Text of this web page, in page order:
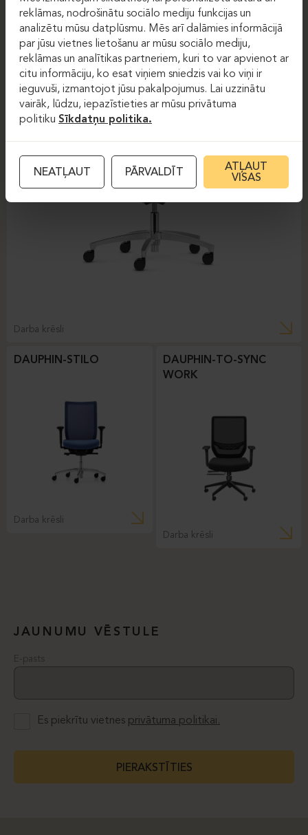
DAUPHIN-SHAPE MESH
Darba krēsli
DAUPHIN-STILO
Darba krēsli
DAUPHIN-TO-SYNC
WORK
Darba krēsli
JAUNUMU VĒSTULE
E-pasts
Es piekrītu vietnes privātuma politikai.
PIERAKSTĪTIES
reklāmas, nodrošinātu sociālo mediju funkcijas un
analizētu mūsu datplūsmu. Mēs arī dalāmies informācijā
par jūsu vietnes lietošanu ar mūsu sociālo mediju,
reklāmas un analītikas partneriem, kuri to var apvienot ar
citu informāciju, ko esat viņiem sniedzis vai ko viņi ir
ieguvuši, izmantojot jūsu pakalpojumus. Lai uzzinātu
vairāk, lūdzu, iepazīstieties ar mūsu privātuma
politiku Sīkdatņu politika.
NEATĻAUT PĀRVALDĪT
ATĻAUT
VISAS